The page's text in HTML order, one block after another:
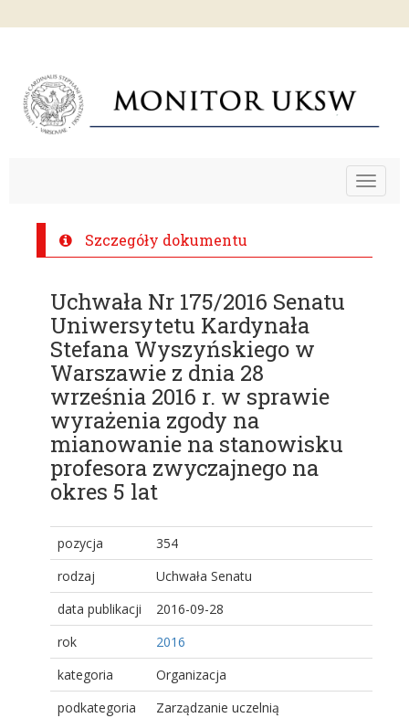
Toggle
Szczegóły dokumentu
Uchwała Nr 175/2016 Senatu
Uniwersytetu Kardynała
Stefana Wyszyńskiego w
Warszawie z dnia 28
września 2016 r. w sprawie
wyrażenia zgody na
mianowanie na stanowisku
profesora zwyczajnego na
okres 5 lat
pozycja
354
rodzaj
Uchwała Senatu
data publikacji
2016-09-28
rok
2016
kategoria
Organizacja
podkategoria
Zarządzanie uczelnią